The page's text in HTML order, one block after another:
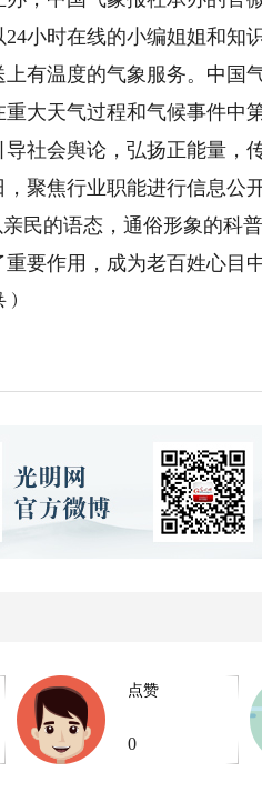
小时在线的小编姐姐和知
有温度的气象服务。中国
大天气过程和气候事件中
社会舆论，弘扬正能量，
聚焦行业职能进行信息公
民的语态，通俗形象的科
要作用，成为老百姓心目
点赞
0